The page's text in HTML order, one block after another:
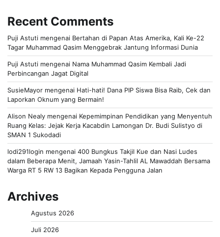
Recent Comments
Puji Astuti mengenai Bertahan di Papan Atas Amerika, Kali Ke-22
Tagar Muhammad Qasim Menggebrak Jantung Informasi Dunia
Puji Astuti mengenai Nama Muhammad Qasim Kembali Jadi
Perbincangan Jagat Digital
SusieMayor mengenai Hati-hati! Dana PIP Siswa Bisa Raib, Cek dan
Laporkan Oknum yang Bermain!
Alison Nealy mengenai Kepemimpinan Pendidikan yang Menyentuh
Ruang Kelas: Jejak Kerja Kacabdin Lamongan Dr. Budi Sulistyo di
SMAN 1 Sukodadi
lodi291login mengenai 400 Bungkus Takjil Kue dan Nasi Ludes
dalam Beberapa Menit, Jamaah Yasin-Tahlil AL Mawaddah Bersama
Warga RT 5 RW 13 Bagikan Kepada Pengguna Jalan
Archives
Agustus 2026
Juli 2026